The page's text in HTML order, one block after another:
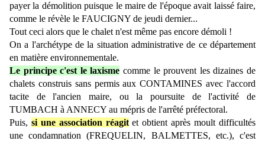
payer la démolition puisque le maire de l'époque avait laissé faire,
comme le révèle le FAUCIGNY de jeudi dernier...
Tout ceci alors que le chalet n'est même pas encore démoli !
On a l'archétype de la situation administrative de ce département
en matière environnementale.
Le principe c'est le laxisme comme le prouvent les dizaines de
chalets construis sans permis aux CONTAMINES avec l'accord
tacite de l'ancien maire, ou la poursuite de l'activité de
TUMBACH à ANNECY au mépris de l'arrêté préfectoral.
Puis, si une association réagitet obtient après moult difficultés
une condamnation (FREQUELIN, BALMETTES, etc.), c'est